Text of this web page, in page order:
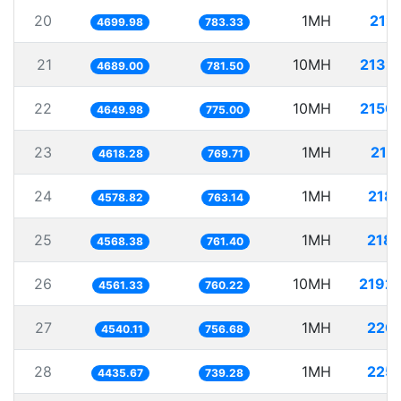
20 4699.98 783.33 1MH
21 4689.00 781.50 10MH
22 4649.98 775.00 10MH
23 4618.28 769.71 1MH
24 4578.82 763.14 1MH
25 4568.38 761.40 1MH
26 4561.33 760.22 10MH
27 4540.11 756.68 1MH
28 4435.67 739.28 1MH